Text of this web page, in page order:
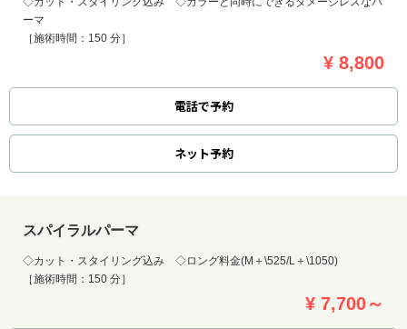
ーマ
［施術時間：150 分］
¥ 8,800
電話で予約
ネット予約
スパイラルパーマ
◇カット・スタイリング込み ◇ロング料金(M＋\525/L＋\1050)
［施術時間：150 分］
¥ 7,700～